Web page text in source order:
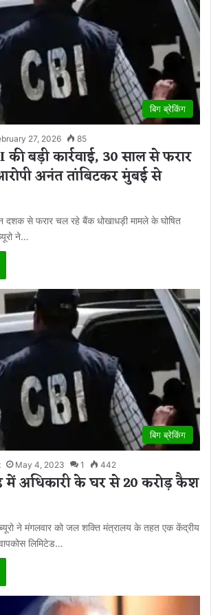
बिग ब्रेकिंग
27, 2026 85
बड़ी कार्रवाई, 30 साल से फरार
अनंत तांबिटकर मुंबई से
दशक से फरार चल रहे बैंक धोखाधड़ी मामले के घोषित
ने…
बिग ब्रेकिंग
May 4, 2023 1 442
में अधिकारी के घर से 20 करोड़ कैश
ने मंगलवार को जल शक्ति मंत्रालय के तहत एक केंद्रीय
लिमिटेड…